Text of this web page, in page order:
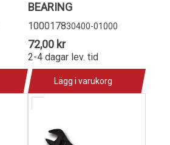
BEARING
100017830400-01000
72,00 kr
2-4 dagar lev. tid
Lägg i varukorg